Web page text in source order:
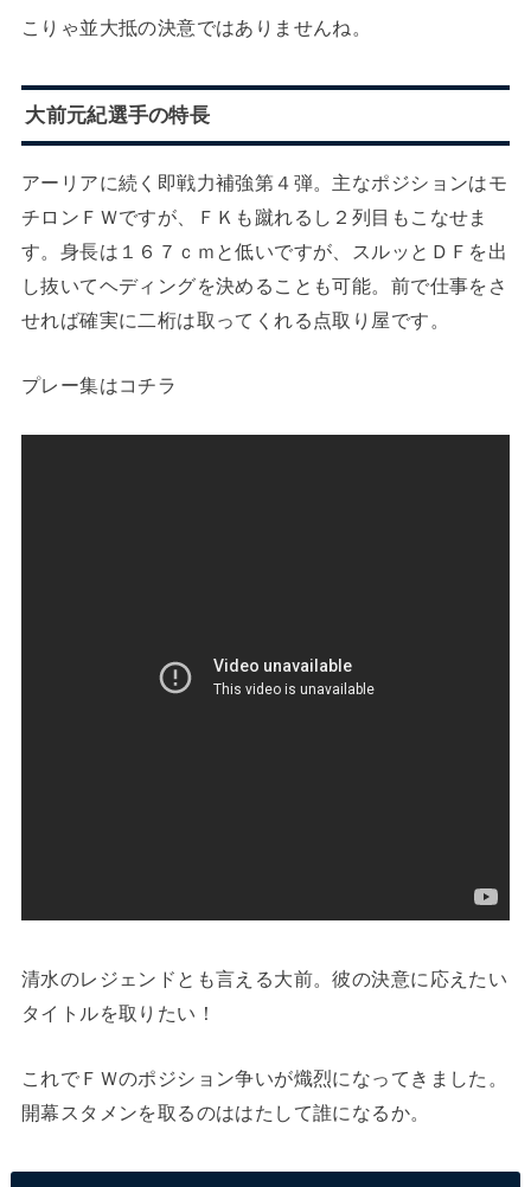
こりゃ並大抵の決意ではありませんね。
大前元紀選手の特長
アーリアに続く即戦力補強第４弾。主なポジションはモ
チロンＦＷですが、ＦＫも蹴れるし２列目もこなせま
す。身長は１６７ｃｍと低いですが、スルッとＤＦを出
し抜いてヘディングを決めることも可能。前で仕事をさ
せれば確実に二桁は取ってくれる点取り屋です。
プレー集はコチラ
清水のレジェンドとも言える大前。彼の決意に応えたい
タイトルを取りたい！
これでＦＷのポジション争いが熾烈になってきました。
開幕スタメンを取るのははたして誰になるか。